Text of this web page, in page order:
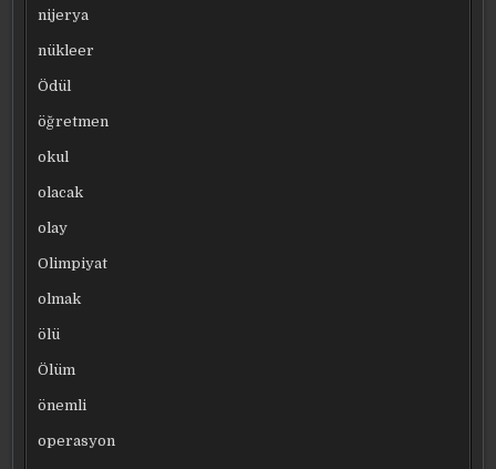
nijerya
nükleer
Ödül
öğretmen
okul
olacak
olay
Olimpiyat
olmak
ölü
Ölüm
önemli
operasyon